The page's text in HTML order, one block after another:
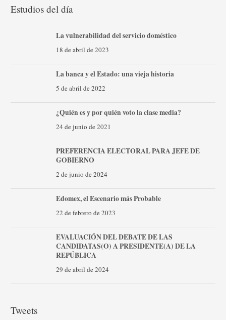
Estudios del día
La vulnerabilidad del servicio doméstico
18 de abril de 2023
La banca y el Estado: una vieja historia
5 de abril de 2022
¿Quién es y por quién voto la clase media?
24 de junio de 2021
PREFERENCIA ELECTORAL PARA JEFE DE
GOBIERNO
2 de junio de 2024
Edomex, el Escenario más Probable
22 de febrero de 2023
EVALUACIÓN DEL DEBATE DE LAS
CANDIDATAS(O) A PRESIDENTE(A) DE LA
REPÚBLICA
29 de abril de 2024
Tweets